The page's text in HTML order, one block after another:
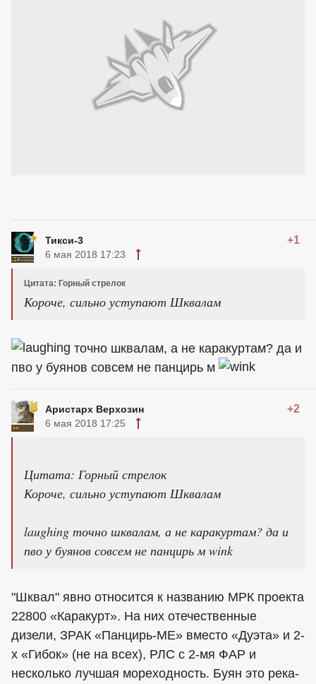
Тикси-3 +1
6 мая 2018 17:23
Цитата: Горный стрелок
Короче, сильно уступают Шквалам
точно шквалам, а не каракуртам? да и
пво у буянов совсем не панцирь м
Аристарх Верхозин +2
6 мая 2018 17:25
Цитата: Горный стрелок
Короче, сильно уступают Шквалам
laughing точно шквалам, а не каракуртам? да и
пво у буянов совсем не панцирь м wink
"Шквал" явно относится к названию МРК проекта
22800 «Каракурт». На них отечественные
дизели, ЗРАК «Панцирь-МЕ» вместо «Дуэта» и 2-
х «Гибок» (не на всех), РЛС с 2-мя ФАР и
несколько лучшая мореходность. Буян это река-